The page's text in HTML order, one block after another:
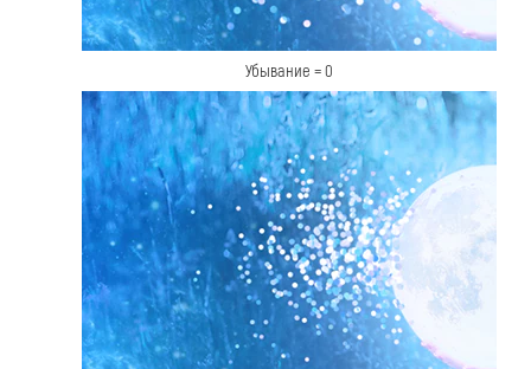
Убывание = 0